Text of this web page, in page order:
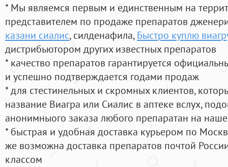
* Мы являемся первым и единственным на
представителем по продаже препаратов
казани сиалис, силденафила, Быстро куплю
дистрибьютором других известных препаратов
* качество препаратов гарантируется
и успешно подтверждается годами продаж
* для стестинельных и скромных клиентов,
название Виагра или Сиалис в аптеке вслух,
анонимныого заказа любого препаратан на
* быстрая и удобная доставка курьером по
же возможна доставка препаратов почтой
классом